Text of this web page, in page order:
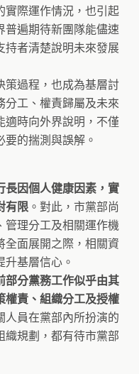
實際運作情況，也引起
普遍期待新團隊能儘速
持者清楚說明未來發展
策過程，也成為基層討
分工、權責歸屬及未來
適時向外界說明，不僅
的揣測與誤解。
長因個人健康因素，實
有限 。對此，市黨部尚
管理分工及相關運作機
全面展開之際，相關資
基層信心。
部分黨務工作似乎由其
權責、組織分工及授權
人員在黨部內所扮演的
織規劃，都有待市黨部